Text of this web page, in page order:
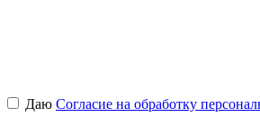
Даю Согласие на обработку